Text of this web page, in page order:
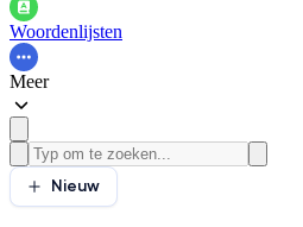
Woordenlijsten
Meer
Nieuw